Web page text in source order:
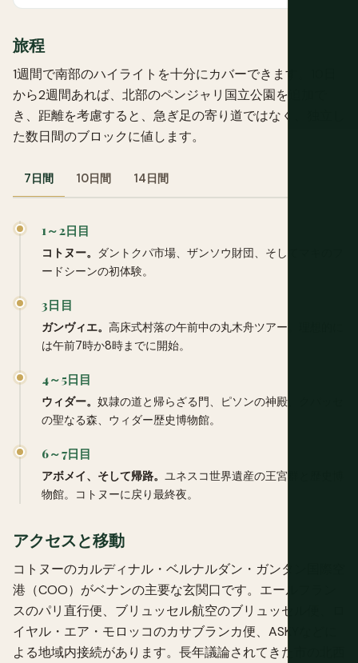
旅程
1週間で南部のハイライトを十分にカバーできます。10日
から2週間あれば、北部のペンジャリ国立公園を追加で
き、距離を考慮すると、急ぎ足の寄り道ではなく、独立し
た数日間のブロックに値します。
7日間 10日間 14日間
1～2日目
コトヌー。
ダントクパ市場、ザンソウ財団、そしてマキのフ
ードシーンの初体験。
3日目
ガンヴィエ。 高床式村落の午前中の丸木舟ツアー。理想的に
は午前7時か8時までに開始。
4～5日目
ウィダー。 奴隷の道と帰らざる門、ピソンの神殿、クパッセ
の聖なる森、ウィダー歴史博物館。
6～7日目
アボメイ、そして帰路。 ユネスコ世界遺産の王宮群と歴史博
物館。コトヌーに戻り最終夜。
アクセスと移動
コトヌーのカルディナル・ベルナルダン・ガンタン国際空
港（COO）がベナンの主要な玄関口です。エールフラン
スのパリ直行便、ブリュッセル航空のブリュッセル便、ロ
イヤル・エア・モロッコのカサブランカ便、ASKYなどに
よる地域内接続があります。長年議論されてきた市の北西